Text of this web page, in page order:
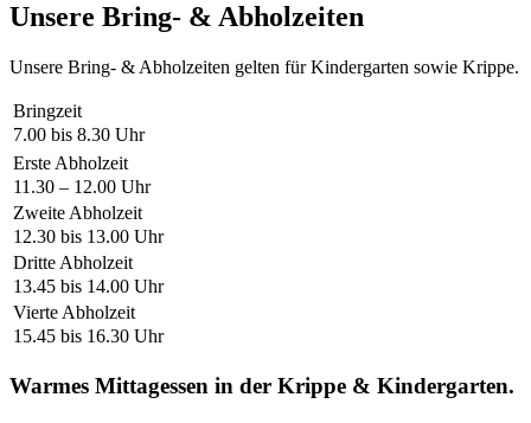
Unsere Bring- & Abholzeiten
Unsere Bring- & Abholzeiten gelten für Kindergarten sowie Krippe.
Bringzeit
7.00 bis 8.30 Uhr
Erste Abholzeit
11.30 – 12.00 Uhr
Zweite Abholzeit
12.30 bis 13.00 Uhr
Dritte Abholzeit
13.45 bis 14.00 Uhr
Vierte Abholzeit
15.45 bis 16.30 Uhr
Warmes Mittagessen in der Krippe & Kindergarten.